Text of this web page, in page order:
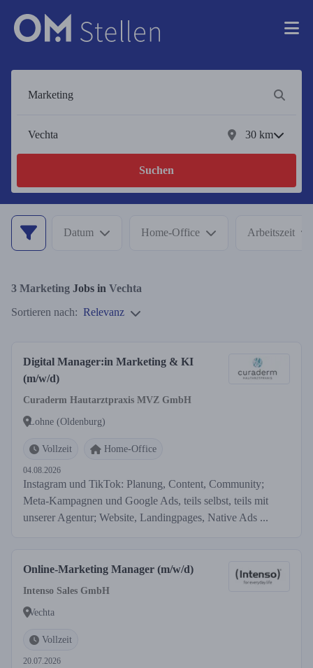
30 km
Suchen
Datum Home-Office Arbeitszeit
3 Marketing Jobs in Vechta
Sortieren nach: Relevanz
Digital Manager:in Marketing & KI
(m/w/d)
Curaderm Hautarztpraxis MVZ GmbH
Lohne (Oldenburg)
Vollzeit Home-Office
04.08.2026
Instagram und TikTok: Planung, Content, Community;
Meta-Kampagnen und Google Ads, teils selbst, teils mit
unserer Agentur; Website, Landingpages, Native Ads ...
Online-Marketing Manager (m/w/d)
Intenso Sales GmbH
Vechta
Vollzeit
20.07.2026